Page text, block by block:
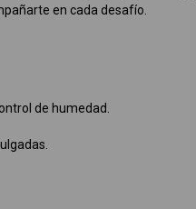
en cada desafío.
de humedad.